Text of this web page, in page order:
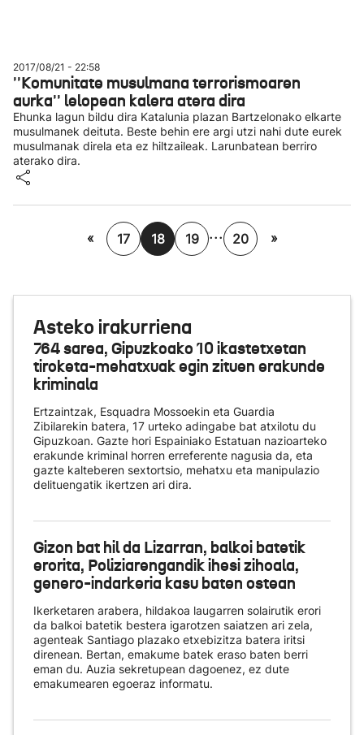
2017/08/21 - 22:58
''Komunitate musulmana terrorismoaren
aurka'' lelopean kalera atera dira
Ehunka lagun bildu dira Katalunia plazan Bartzelonako elkarte
musulmanek deituta. Beste behin ere argi utzi nahi dute eurek
musulmanak direla eta ez hiltzaileak. Larunbatean berriro
aterako dira.
« 17 18 19 ... 20 »
Asteko irakurriena
764 sarea, Gipuzkoako 10 ikastetxetan
tiroketa-mehatxuak egin zituen erakunde
kriminala
Ertzaintzak, Esquadra Mossoekin eta Guardia
Zibilarekin batera, 17 urteko adingabe bat atxilotu du
Gipuzkoan. Gazte hori Espainiako Estatuan nazioarteko
erakunde kriminal horren erreferente nagusia da, eta
gazte kalteberen sextortsio, mehatxu eta manipulazio
delituengatik ikertzen ari dira.
Gizon bat hil da Lizarran, balkoi batetik
erorita, Poliziarengandik ihesi zihoala,
genero-indarkeria kasu baten ostean
Ikerketaren arabera, hildakoa laugarren solairutik erori
da balkoi batetik bestera igarotzen saiatzen ari zela,
agenteak Santiago plazako etxebizitza batera iritsi
direnean. Bertan, emakume batek eraso baten berri
eman du. Auzia sekretupean dagoenez, ez dute
emakumearen egoeraz informatu.